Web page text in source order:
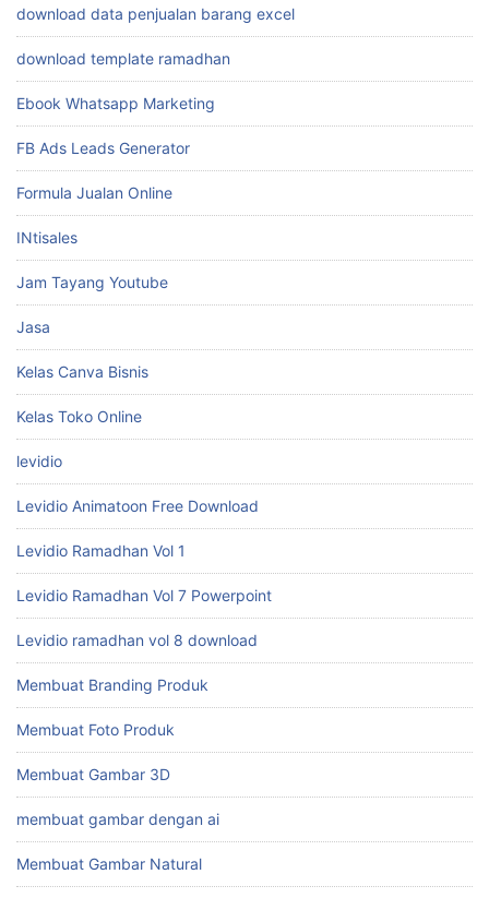
download data penjualan barang excel
download template ramadhan
Ebook Whatsapp Marketing
FB Ads Leads Generator
Formula Jualan Online
INtisales
Jam Tayang Youtube
Jasa
Kelas Canva Bisnis
Kelas Toko Online
levidio
Levidio Animatoon Free Download
Levidio Ramadhan Vol 1
Levidio Ramadhan Vol 7 Powerpoint
Levidio ramadhan vol 8 download
Membuat Branding Produk
Membuat Foto Produk
Membuat Gambar 3D
membuat gambar dengan ai
Membuat Gambar Natural